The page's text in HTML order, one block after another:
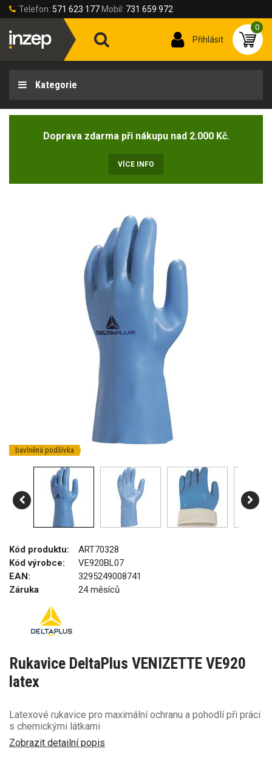
Telefon: 571 623 177 Mobil: 731 659 972
Přihlásit
0
Kategorie
Doprava zdarma při nákupu nad 2.000 Kč.
VÍCE INFO
bavlněná podšívka
Kód produktu:
ART70328
Kód výrobce:
VE920BL07
EAN:
3295249008741
Záruka
24 měsíců
Rukavice DeltaPlus VENIZETTE VE920
latex
Latexové rukavice pro maximální ochranu a pohodlí při práci
s chemickými látkami
Zobrazit detailní popis